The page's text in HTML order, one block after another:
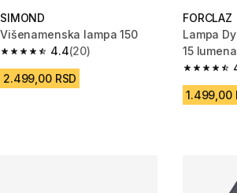
SIMOND
Višenamenska lampa 150
4.4
4.4 od 5 zvezdica from 20 Recenzije
(20)
2.499,00 RSD
FORCLAZ
Lampa
15 lumena
4.5 od 5
1.499,00